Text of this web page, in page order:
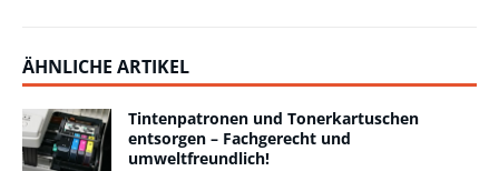
ÄHNLICHE ARTIKEL
Tintenpatronen und Tonerkartuschen
entsorgen – Fachgerecht und
umweltfreundlich!